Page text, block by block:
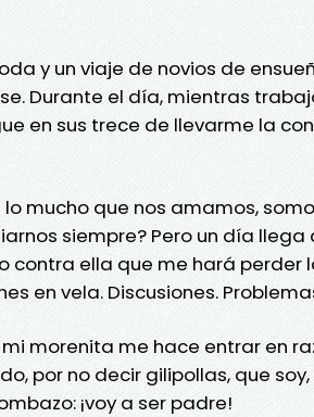
y un viaje de novios de
Durante el día, mientras
en sus trece de llevarme la
lo mucho que nos amamos,
siempre? Pero un día
contra ella que me hará perder
en vela. Discusiones.
mi morenita me hace entrar en
por no decir gilipollas, que
¡voy a ser padre!